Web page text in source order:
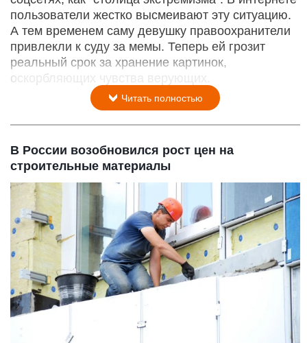
пользователи жестко высмеивают эту ситуацию.
А тем временем саму девушку правоохранители
привлекли к суду за мемы. Теперь ей грозит
реальный срок за хранение картинок,
оскорбляющих чувства верующих.
Читать полностью
В России возобновился рост цен на
строительные материалы